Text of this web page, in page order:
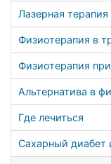
Лазерная
Физиотерапия в
Физиотерапия
Альтернатива в
Где лечиться
Сахарный диабет